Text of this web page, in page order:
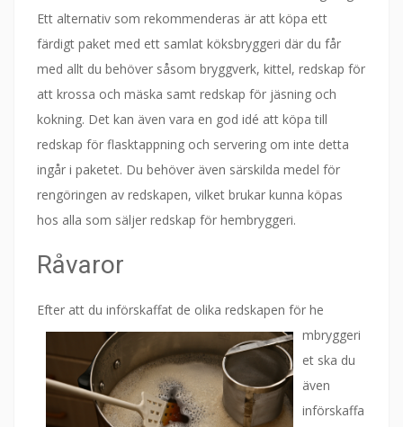
Ett alternativ som rekommenderas är att köpa ett
färdigt paket med ett samlat köksbryggeri där du får
med allt du behöver såsom bryggverk, kittel, redskap för
att krossa och mäska samt redskap för jäsning och
kokning. Det kan även vara en god idé att köpa till
redskap för flasktappning och servering om inte detta
ingår i paketet. Du behöver även särskilda medel för
rengöringen av redskapen, vilket brukar kunna köpas
hos alla som säljer redskap för hembryggeri.
Råvaror
Efter att du införskaffat de olika redskapen för he
mbryggeri
et ska du
även
införskaffa